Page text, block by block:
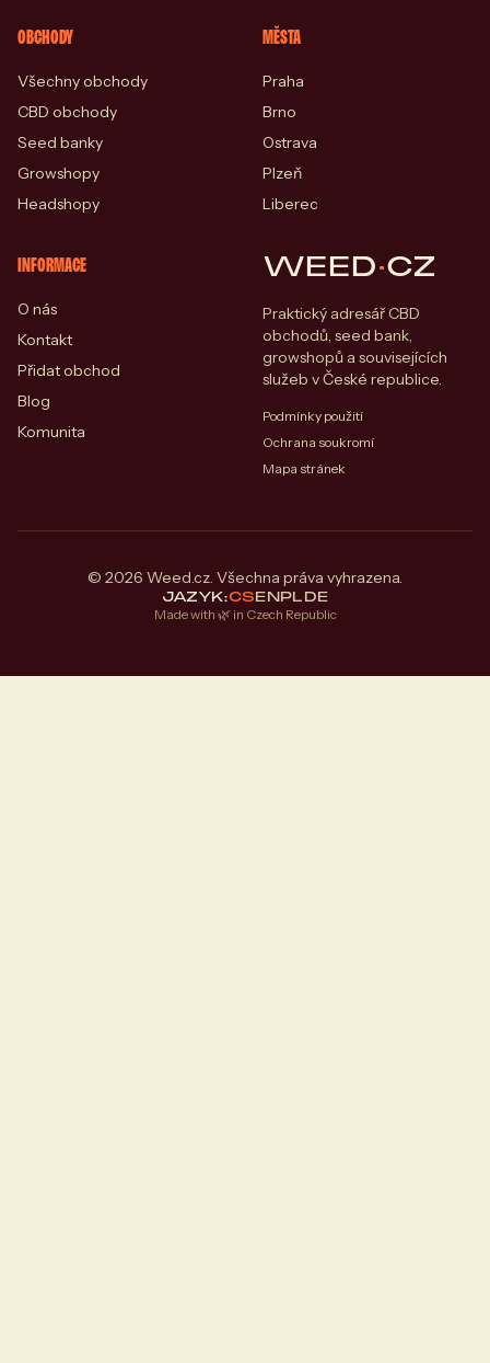
OBCHODY
Všechny obchody
CBD obchody
Seed banky
Growshopy
Headshopy
MĚSTA
Praha
Brno
Ostrava
Plzeň
Liberec
INFORMACE
O nás
Kontakt
Přidat obchod
Blog
Komunita
WEED·CZ
Praktický adresář CBD
obchodů, seed bank,
growshopů a souvisejících
služeb v České republice.
Podmínky použití
Ochrana soukromí
Mapa stránek
© 2026 Weed.cz. Všechna práva vyhrazena.
JAZYK:CSENPLDE
Made with 🌿 in Czech Republic